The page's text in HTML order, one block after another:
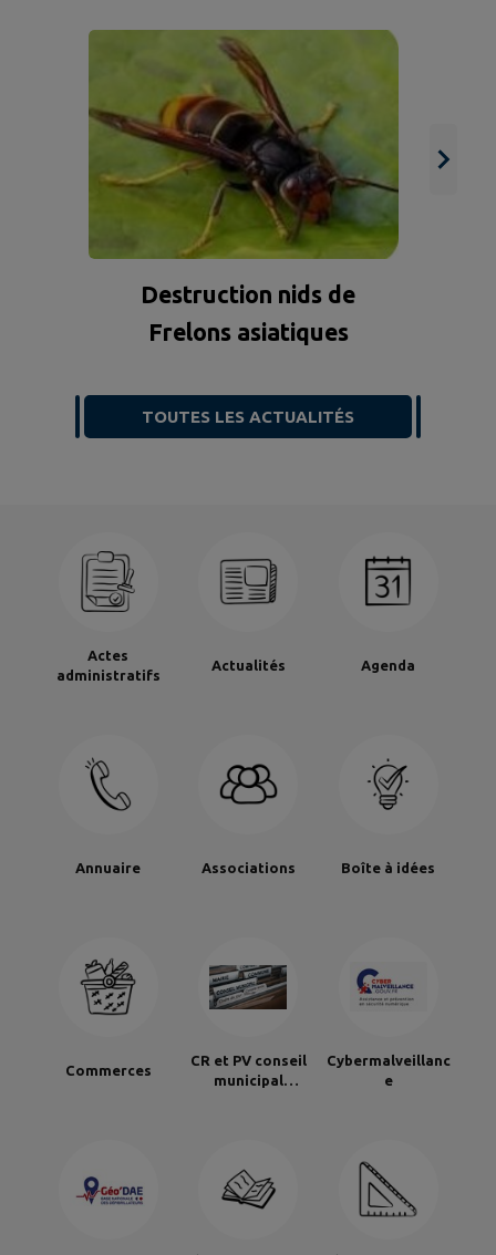
Destruction nids de
Frelons asiatiques
TOUTES LES ACTUALITÉS
Actes
administratifs
Actualités Agenda
Annuaire Associations Boîte à idées
Commerces
CR et PV conseil
municipal
Cybermalveillanc
e